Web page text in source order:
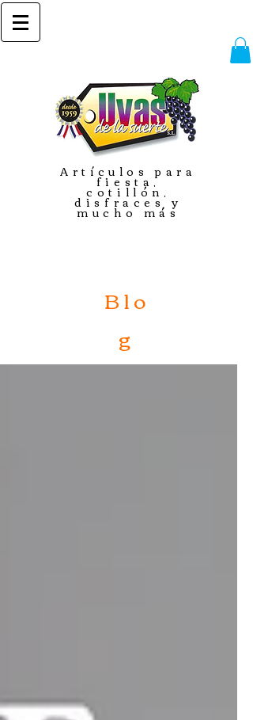
Artículos para
fiesta,
cotillón,
disfraces y
mucho más
Blo
g